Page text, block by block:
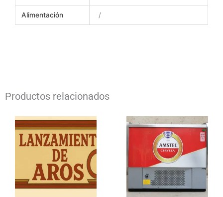
Alimentación /
Productos relacionados